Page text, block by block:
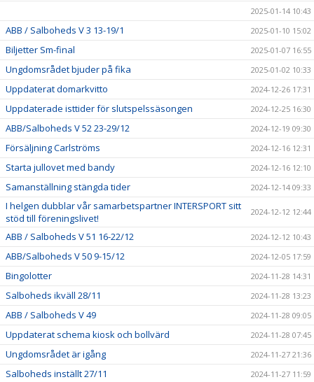
2025-01-14 10:43
ABB / Salboheds V 3 13-19/1 2025-01-10 15:02
Biljetter Sm-final 2025-01-07 16:55
Ungdomsrådet bjuder på fika 2025-01-02 10:33
Uppdaterat domarkvitto 2024-12-26 17:31
Uppdaterade isttider för slutspelssäsongen 2024-12-25 16:30
ABB/Salboheds V 52 23-29/12 2024-12-19 09:30
Försäljning Carlströms 2024-12-16 12:31
Starta jullovet med bandy 2024-12-16 12:10
Samanställning stängda tider 2024-12-14 09:33
I helgen dubblar vår samarbetspartner INTERSPORT sitt
stöd till föreningslivet!
2024-12-12 12:44
ABB / Salboheds V 51 16-22/12 2024-12-12 10:43
ABB/Salboheds V 50 9-15/12 2024-12-05 17:59
Bingolotter 2024-11-28 14:31
Salboheds ikväll 28/11 2024-11-28 13:23
ABB / Salboheds V 49 2024-11-28 09:05
Uppdaterat schema kiosk och bollvärd 2024-11-28 07:45
Ungdomsrådet är igång 2024-11-27 21:36
Salboheds inställt 27/11 2024-11-27 11:59